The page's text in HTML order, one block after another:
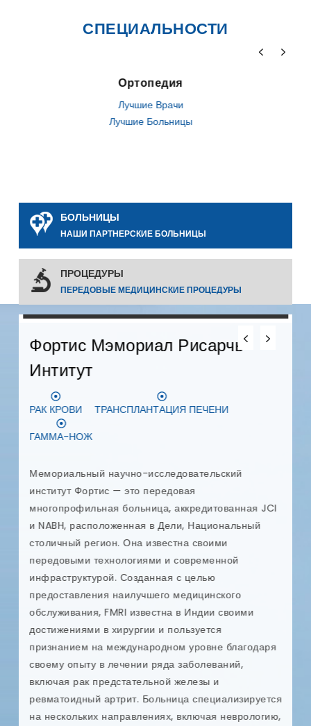
СПЕЦИАЛЬНОСТИ
Ортопедия
Лучшие Врачи
Лучшие Больницы
БОЛЬНИЦЫ
НАШИ ПАРТНЕРСКИЕ БОЛЬНИЦЫ
ПРОЦЕДУРЫ
ПЕРЕДОВЫЕ МЕДИЦИНСКИЕ ПРОЦЕДУРЫ
0 0 0
Фортис Мэмориал Рисарчь
Интитут
РАК КРОВИ
ТРАНСПЛАНТАЦИЯ ПЕЧЕНИ
ГАММА-НОЖ
Мемориальный научно-исследовательский
институт Фортис — это передовая
многопрофильная больница, аккредитованная JCI
и NABH, расположенная в Дели, Национальный
столичный регион. Она известна своими
передовыми технологиями и современной
инфраструктурой. Созданная с целью
предоставления наилучшего медицинского
обслуживания, FMRI известна в Индии своими
достижениями в хирургии и пользуется
признанием на международном уровне благодаря
своему опыту в лечении ряда заболеваний,
включая рак предстательной железы и
ревматоидный артрит. Больница специализируется
на нескольких направлениях, включая неврологию,